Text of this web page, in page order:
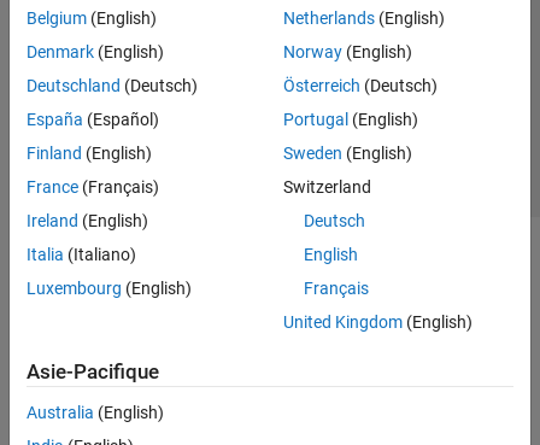
Belgium (English)
Denmark (English)
Deutschland (Deutsch)
España (Español)
Finland (English)
France (Français)
Ireland (English)
Italia (Italiano)
Luxembourg (English)
Netherlands(English)
Norway(English)
Österreich (Deutsch)
Portugal (English)
Sweden (English)
Switzerland
Deutsch
English
Français
United Kingdom(English)
Asie-Pacifique
Australia (English)
Lutte anti-piratage
Contacts locaux
© 1994-2026 The MathWorks, Inc.